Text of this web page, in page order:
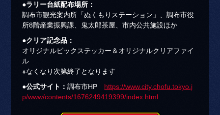
●ラリー台紙配布場所：
調布市観光案内所「ぬくもりステーション」、調布市役
所8階産業振興課、鬼太郎茶屋、市内公共施設ほか
●クリア記念品：
オリジナルビックステッカー＆オリジナルクリアファイ
ル
※なくなり次第終了となります
●公式サイト：調布市HP https://www.city.chofu.tokyo.j
p/www/contents/1676249419399/index.html